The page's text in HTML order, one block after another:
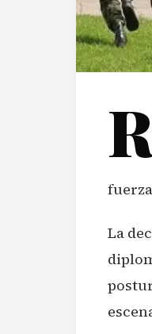
La